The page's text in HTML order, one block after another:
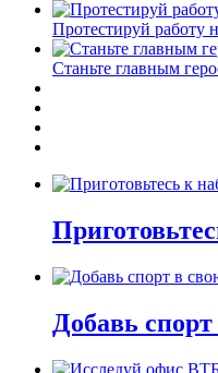
Протестируй работу
Станьте главным
Добавь